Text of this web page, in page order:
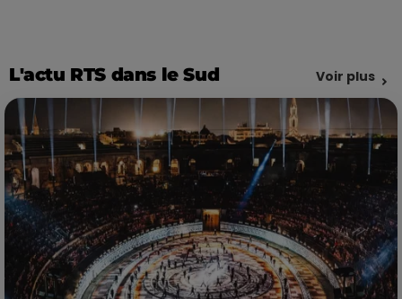
L'actu RTS dans le Sud Voir plus